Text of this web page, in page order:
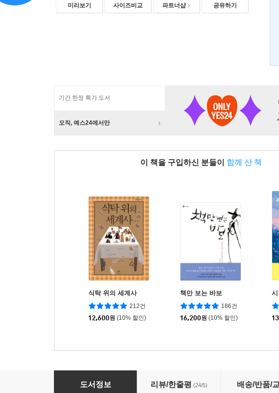
미리보기 사이즈비교 파트너샵 공유하기
기간 한정 특가 도서
오직, 예스24에서만
이 책을 구입하신 분들이 함께 산 책
식탁 위의 세계사
212건
12,600원 (10% 할인)
책만 보는 바보
186건
16,200원 (10% 할인)
멋지기 때문에 놀러 왔지
도서정보 리뷰/한줄평 (24/5) 배송/반품/